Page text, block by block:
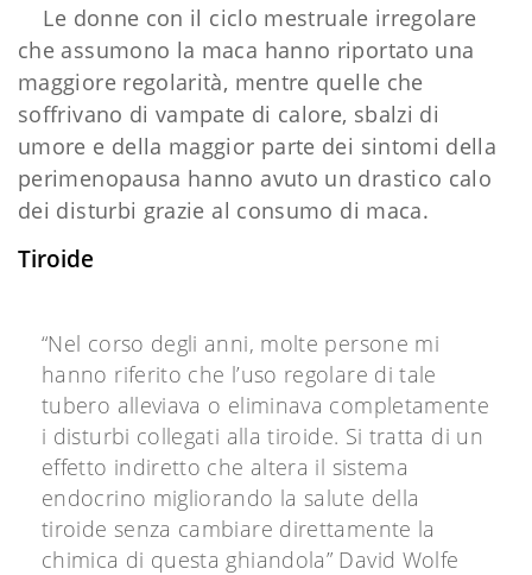
Le donne con il ciclo mestruale irregolare
che assumono la maca hanno riportato una
maggiore regolarità, mentre quelle che
soffrivano di vampate di calore, sbalzi di
umore e della maggior parte dei sintomi della
perimenopausa hanno avuto un drastico calo
dei disturbi grazie al consumo di maca.
Tiroide
“Nel corso degli anni, molte persone mi
hanno riferito che l’uso regolare di tale
tubero alleviava o eliminava completamente
i disturbi collegati alla tiroide. Si tratta di un
effetto indiretto che altera il sistema
endocrino migliorando la salute della
tiroide senza cambiare direttamente la
chimica di questa ghiandola” David Wolfe